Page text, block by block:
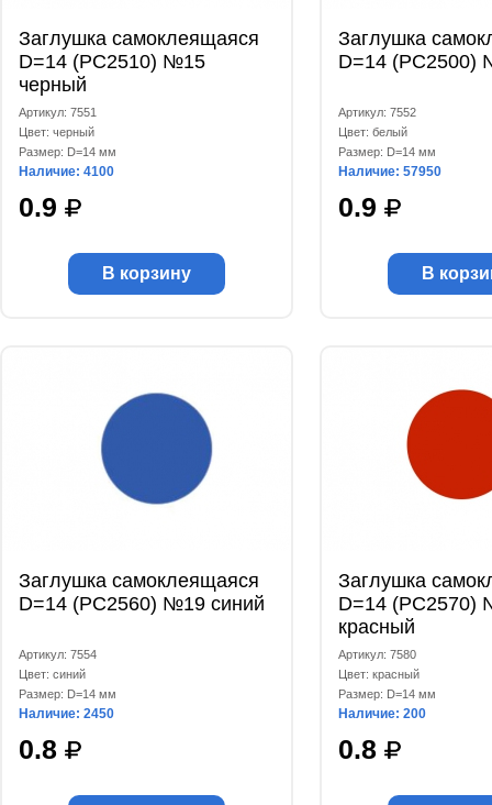
Заглушка самоклеящаяся
D=14 (РС2510) №15
черный
Артикул: 7551
Цвет: черный
Размер: D=14 мм
Наличие: 4100
0.9
В корзину
Заглушка
D=14 (РС2500)
Артикул: 7552
Цвет: белый
Размер: D=14 мм
Наличие: 57950
0.9
В
Заглушка самоклеящаяся
D=14 (РС2560) №19 синий
Артикул: 7554
Цвет: синий
Размер: D=14 мм
Наличие: 2450
0.8
Заглушка
D=14 (РС2570)
красный
Артикул: 7580
Цвет: красный
Размер: D=14 мм
Наличие: 200
0.8